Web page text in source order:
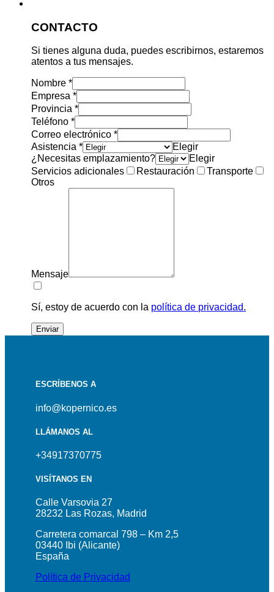
CONTACTO
Si tienes alguna duda, puedes escribirnos, estaremos
atentos a tus mensajes.
Nombre*
Empresa*
Provincia*
Teléfono*
Correo electrónico*
Asistencia*
Elegir
¿Necesitas emplazamiento?
Elegir
Servicios adicionales
Restauración
Transporte
Otros
Mensaje
Sí, estoy de acuerdo con la política de privacidad.
Enviar
ESCRÍBENOS A
info@kopernico.es
LLÁMANOS AL
+34917370775
VISÍTANOS EN
Calle Varsovia 27
28232 Las Rozas, Madrid
Carretera comarcal 798 – Km 2,5
03440 Ibi (Alicante)
España
Política de Privacidad